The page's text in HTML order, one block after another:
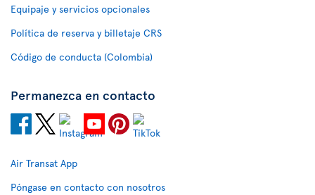
Equipaje y servicios opcionales
Política de reserva y billetaje CRS
Código de conducta (Colombia)
Permanezca en contacto
Air Transat App
Póngase en contacto con nosotros